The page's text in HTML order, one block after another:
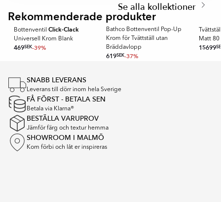
3
Se alla kollektioner
Rekommenderade produkter
Bottenventil Click-Clack
Universell Krom Blank
469SEK-39%
BATHCO
Bathco Bottenventil Pop-Up
Krom för Tvättställ utan
Bräddavlopp
619SEK-37%
Matt 80
15699
1
of
16
SNABB LEVERANS
Leverans till dörr inom hela Sverige
FÅ FÖRST - BETALA SEN
Betala via Klarna®
BESTÄLLA VARUPROV
Jämför färg och textur hemma
SHOWROOM I MALMÖ
Kom förbi och låt er inspireras